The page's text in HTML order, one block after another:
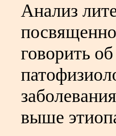
Анализ
говорить
выше